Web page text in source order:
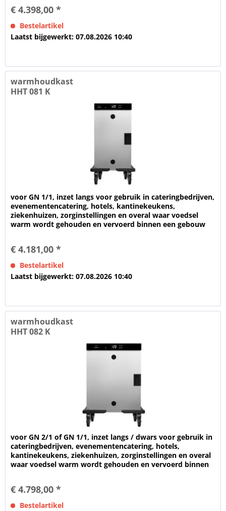
€ 4.398,00 *
Bestelartikel
Laatst bijgewerkt: 07.08.2026 10:40
warmhoudkast
HHT 081 K
voor GN 1/1, inzet langs voor gebruik in cateringbedrijven,
evenementencatering, hotels, kantinekeukens,
ziekenhuizen, zorginstellingen en overal waar voedsel
warm wordt gehouden en vervoerd binnen een gebouw
€ 4.181,00 *
Bestelartikel
Laatst bijgewerkt: 07.08.2026 10:40
warmhoudkast
HHT 082 K
voor GN 2/1 of GN 1/1, inzet langs / dwars voor gebruik in
cateringbedrijven, evenementencatering, hotels,
kantinekeukens, ziekenhuizen, zorginstellingen en overal
waar voedsel warm wordt gehouden en vervoerd binnen
€ 4.798,00 *
Bestelartikel